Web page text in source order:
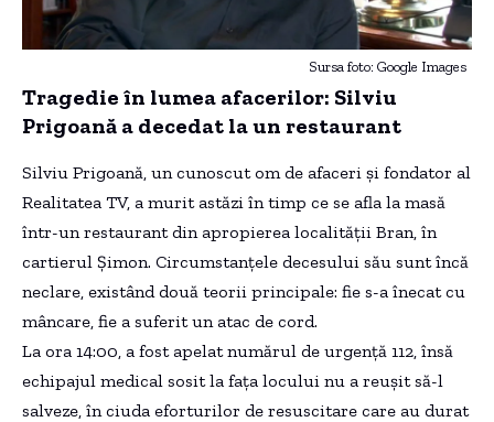
Sursa foto: Google Images
Tragedie în lumea afacerilor: Silviu
Prigoană a decedat la un restaurant
Silviu Prigoană, un cunoscut om de afaceri și fondator al
Realitatea TV, a murit astăzi în timp ce se afla la masă
într-un restaurant din apropierea localității Bran, în
cartierul Șimon. Circumstanțele decesului său sunt încă
neclare, existând două teorii principale: fie s-a înecat cu
mâncare, fie a suferit un atac de cord.
La ora 14:00, a fost apelat numărul de urgență 112, însă
echipajul medical sosit la fața locului nu a reușit să-l
salveze, în ciuda eforturilor de resuscitare care au durat